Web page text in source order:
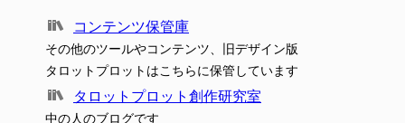
コンテンツ保管庫
その他のツールやコンテンツ、旧デザイン版
タロットプロットはこちらに保管しています
タロットプロット創作研究室
中の人のブログです